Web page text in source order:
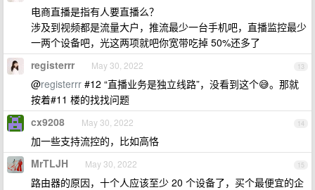
电商直播是指有人要直播么？
涉及到视频都是流量大户，推流最少一台手机吧，直播监控最少
一两个设备吧，光这两项就吧你宽带吃掉 50%还多了
13
registerrr May 30, 2022
@registerrr #12 “直播业务是独立线路”，没看到这个😅。那就
按着#11 楼的找找问题
14
cx9208 May 30, 2022
加一些支持流控的，比如高恪
15
MrTLJH May 30, 2022
路由器的原因，十个人应该至少 20 个设备了，买个最便宜的企